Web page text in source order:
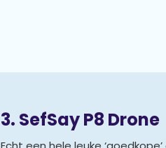
3. SefSay P8 Drone